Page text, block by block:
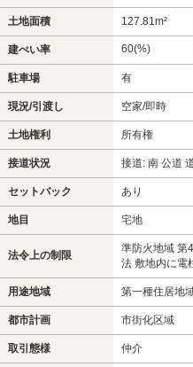
土地面積 127.81m²
建ぺい率 60(%)
駐車場 有
現況/引渡し 空家/即時
土地権利 所有権
接道状況 接道: 南 公道
セットバック あり
地目 宅地
法令上の制限
準防火地域 第
法 敷地内に電
用途地域 第一種住居地
都市計画 市街化区域
取引態様 仲介